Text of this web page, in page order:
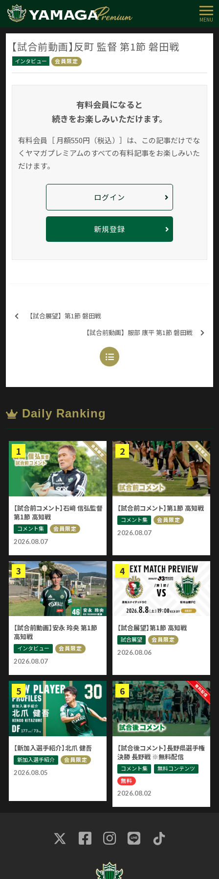
MENU
【試合前動画】反町 監督 第1節 磐田戦
インタビュー 会員限定
有料会員になると
続きをお楽しみいただけます。
有料会員［ 月額550円（税込）］は、この記事だけでな
く ヤマガプレミアムのすべての有料記事をお楽しみいた
だけます。
ログイン
新規登録
【試合展望】第1節 磐田戦
【試合前動画】服部 康平 第1節 磐田戦
Daily Ranking
2026.08.07
【試合前コメント】石﨑 信弘監督
第1節 高知戦
コメント集 会員限定
2026.08.07
【試合前コメント】第1節 高知戦
コメント集 会員限定
2026.08.07
【試合前動画】安永 玲央 第1節
高知戦
インタビュー 会員限定
2026.08.06
【試合展望】第1節 高知戦
試合展望 会員限定
2026.08.05
【新加入選手紹介】北爪 健吾
新加入選手紹介 会員限定
2026.08.02
【試合後コメント】長野県選手権
決勝 長野戦 ※無料配信
コメント集
無料コンテンツ
無料